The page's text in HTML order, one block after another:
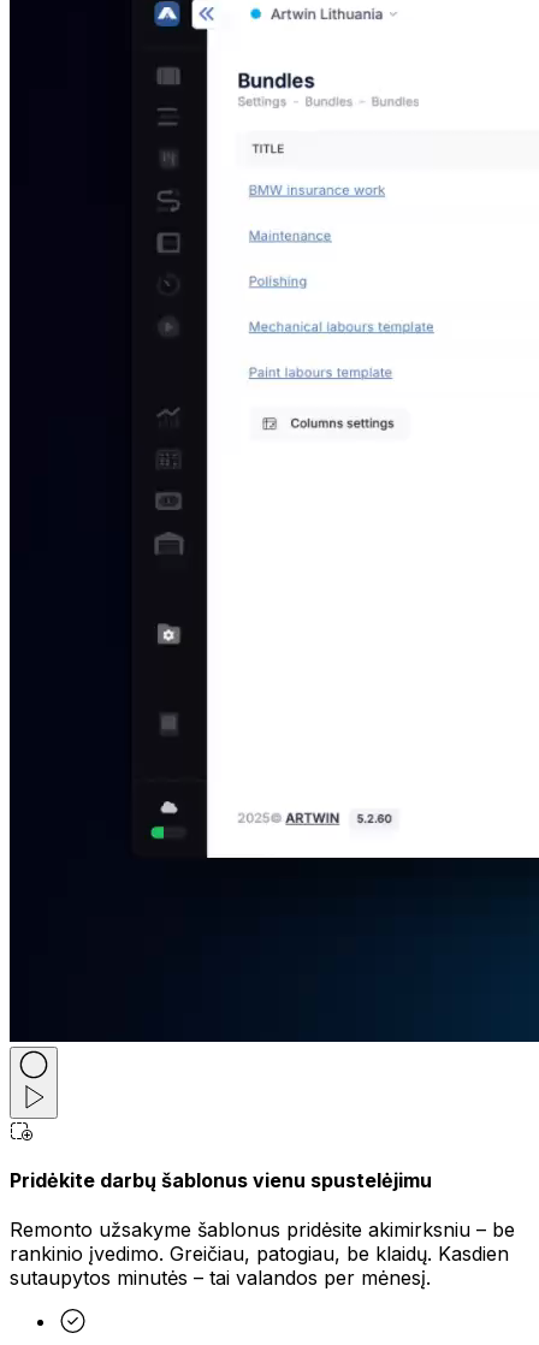
Pridėkite darbų šablonus vienu spustelėjimu
Remonto užsakyme šablonus pridėsite akimirksniu – be
rankinio įvedimo. Greičiau, patogiau, be klaidų. Kasdien
sutaupytos minutės – tai valandos per mėnesį.